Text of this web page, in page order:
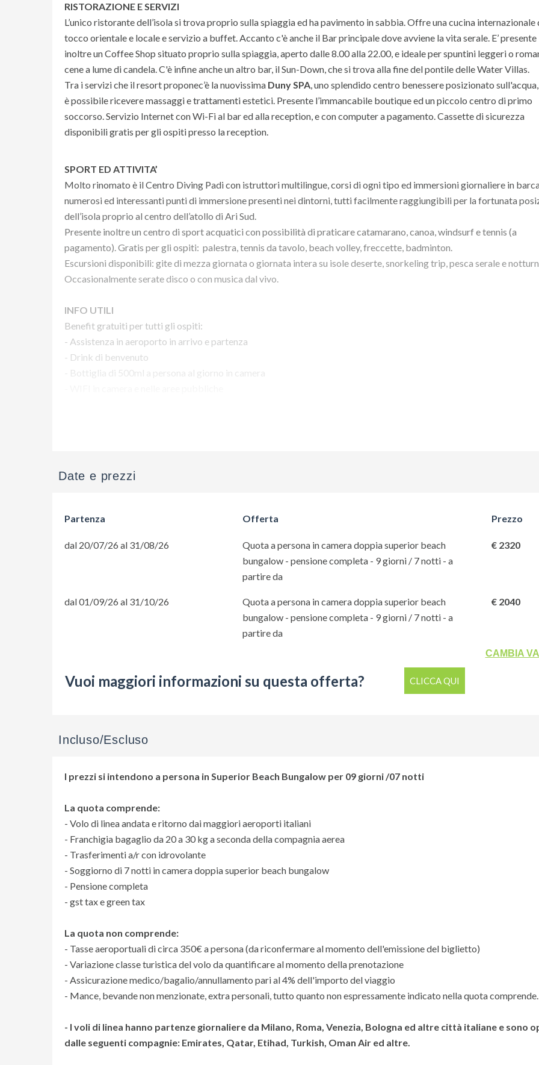
RISTORAZIONE E SERVIZI
L’unico ristorante dell’isola si trova proprio sulla spiaggia ed ha pavimento in sabbia. Offre una cucina internazionale
tocco orientale e locale e servizio a buffet. Accanto c'è anche il Bar principale dove avviene la vita serale. E’ presente
inoltre un Coffee Shop situato proprio sulla spiaggia, aperto dalle 8.00 alla 22.00, e ideale per spuntini leggeri o
cene a lume di candela. C'è infine anche un altro bar, il Sun-Down, che si trova alla fine del pontile delle Water Villas.
Tra i servizi che il resort proponec’è la nuovissima Duny SPA, uno splendido centro benessere posizionato
è possibile ricevere massaggi e trattamenti estetici. Presente l’immancabile boutique ed un piccolo centro di primo
soccorso. Servizio Internet con Wi-Fi al bar ed alla reception, e con computer a pagamento. Cassette di sicurezza
disponibili gratis per gli ospiti presso la reception.
SPORT ED ATTIVITA’
Molto rinomato è il Centro Diving Padi con istruttori multilingue, corsi di ogni tipo ed immersioni giornaliere in
numerosi ed interessanti punti di immersione presenti nei dintorni, tutti facilmente raggiungibili per la fortunata
dell’isola proprio al centro dell’atollo di Ari Sud.
Presente inoltre un centro di sport acquatici con possibilità di praticare catamarano, canoa, windsurf e tennis (a
pagamento). Gratis per gli ospiti: palestra, tennis da tavolo, beach volley, freccette, badminton.
Escursioni disponibili: gite di mezza giornata o giornata intera su isole deserte, snorkeling trip, pesca serale e
Occasionalmente serate disco o con musica dal vivo.
INFO UTILI
Benefit gratuiti per tutti gli ospiti:
- Assistenza in aeroporto in arrivo e partenza
- Drink di benvenuto
- Bottiglia di 500ml a persona al giorno in camera
Date e prezzi
Partenza Offerta Prezzo
dal 20/07/26 al 31/08/26
Quota a persona in camera doppia superior beach
bungalow - pensione completa - 9 giorni / 7 notti - a
partire da
€ 2320
dal 01/09/26 al 31/10/26
Quota a persona in camera doppia superior beach
bungalow - pensione completa - 9 giorni / 7 notti - a
partire da
€ 2040
CAMBIA
Vuoi maggiori informazioni su questa offerta? CLICCA QUI
Incluso/Escluso
I prezzi si intendono a persona in Superior Beach Bungalow per 09 giorni /07 notti
La quota comprende:
- Volo di linea andata e ritorno dai maggiori aeroporti italiani
- Franchigia bagaglio da 20 a 30 kg a seconda della compagnia aerea
- Trasferimenti a/r con idrovolante
- Soggiorno di 7 notti in camera doppia superior beach bungalow
- Pensione completa
- gst tax e green tax
La quota non comprende:
- Tasse aeroportuali di circa 350€ a persona (da riconfermare al momento dell'emissione del biglietto)
- Variazione classe turistica del volo da quantificare al momento della prenotazione
- Assicurazione medico/bagalio/annullamento pari al 4% dell'importo del viaggio
- Mance, bevande non menzionate, extra personali, tutto quanto non espressamente indicato nella quota comprende.
- I voli di linea hanno partenze giornaliere da Milano, Roma, Venezia, Bologna ed altre città italiane e sono
dalle seguenti compagnie: Emirates, Qatar, Etihad, Turkish, Oman Air ed altre.